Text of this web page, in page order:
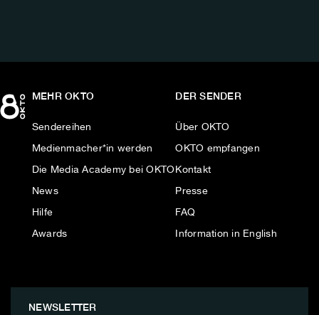
MEHR OKTO
Sendereihen
Medienmacher*in werden
Die Media Academy bei OKTO
News
Hilfe
Awards
DER SENDER
Über OKTO
OKTO empfangen
Kontakt
Presse
FAQ
Information in English
NEWSLETTER